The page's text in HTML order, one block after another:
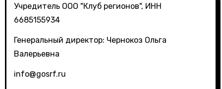
Учредитель ООО "Клуб регионов", ИНН
6685155934
Генеральный директор: Чернокоз Ольга
Валерьевна
info@gosrf.ru